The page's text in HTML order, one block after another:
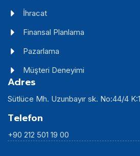
İhracat
Finansal Planlama
Pazarlama
Müşteri Deneyimi
Adres
Sütlüce Mh. Uzunbayır sk. No:44/4
Telefon
+90 212 501 19 00